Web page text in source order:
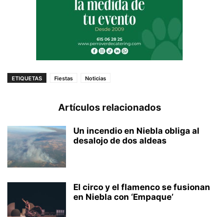
ETIQUETAS Fiestas Noticias
Artículos relacionados
Un incendio en Niebla obliga al
desalojo de dos aldeas
El circo y el flamenco se fusionan
en Niebla con ‘Empaque’